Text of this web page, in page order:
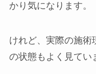
かり気になります。
けれど、実際の施術
の状態もよく見てい